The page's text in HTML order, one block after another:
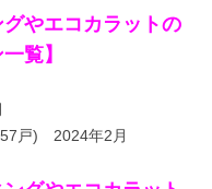
グやエコカラットの
覧】
戸) 2024年2月